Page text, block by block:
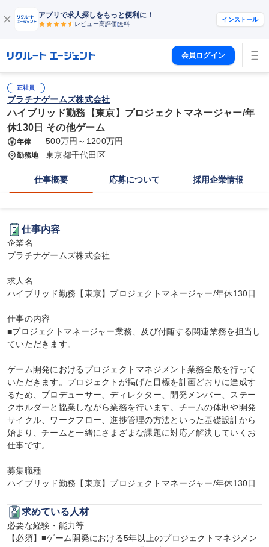
アプリで求人探しをもっと便利に！
レビュー高評価無料
インストール
会員ログイン
正社員
プラチナゲームズ株式会社
ハイブリッド勤務【東京】プロジェクトマネージャー/年
休130日 その他ゲーム
年俸 500万円～1200万円
勤務地 東京都千代田区
仕事概要 応募について 採用企業情報
仕事内容
企業名
プラチナゲームズ株式会社
求人名
ハイブリッド勤務【東京】プロジェクトマネージャー/年休130日
仕事の内容
■プロジェクトマネージャー業務、及び付随する関連業務を担当し
ていただきます。
ゲーム開発におけるプロジェクトマネジメント業務全般を行って
いただきます。プロジェクトが掲げた目標を計画どおりに達成す
るため、プロデューサー、ディレクター、開発メンバー、ステー
クホルダーと協業しながら業務を行います。チームの体制や開発
サイクル、ワークフロー、進捗管理の方法といった基礎設計から
始まり、チームと一緒にさまざまな課題に対応／解決していくお
仕事です。
募集職種
ハイブリッド勤務【東京】プロジェクトマネージャー/年休130日
求めている人材
必要な経験・能力等
【必須】■ゲーム開発における5年以上のプロジェクトマネジメン